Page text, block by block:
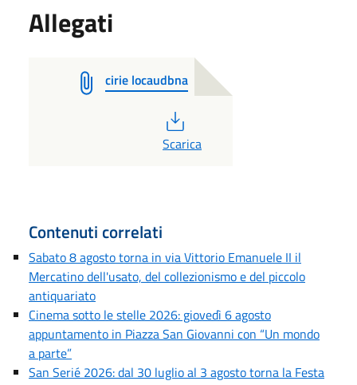
Allegati
cirie locaudbna
PDF
Scarica
Contenuti correlati
Sabato 8 agosto torna in via Vittorio Emanuele II il
Mercatino dell'usato, del collezionismo e del piccolo
antiquariato
Cinema sotto le stelle 2026: giovedì 6 agosto
appuntamento in Piazza San Giovanni con “Un mondo
a parte”
San Serié 2026: dal 30 luglio al 3 agosto torna la Festa